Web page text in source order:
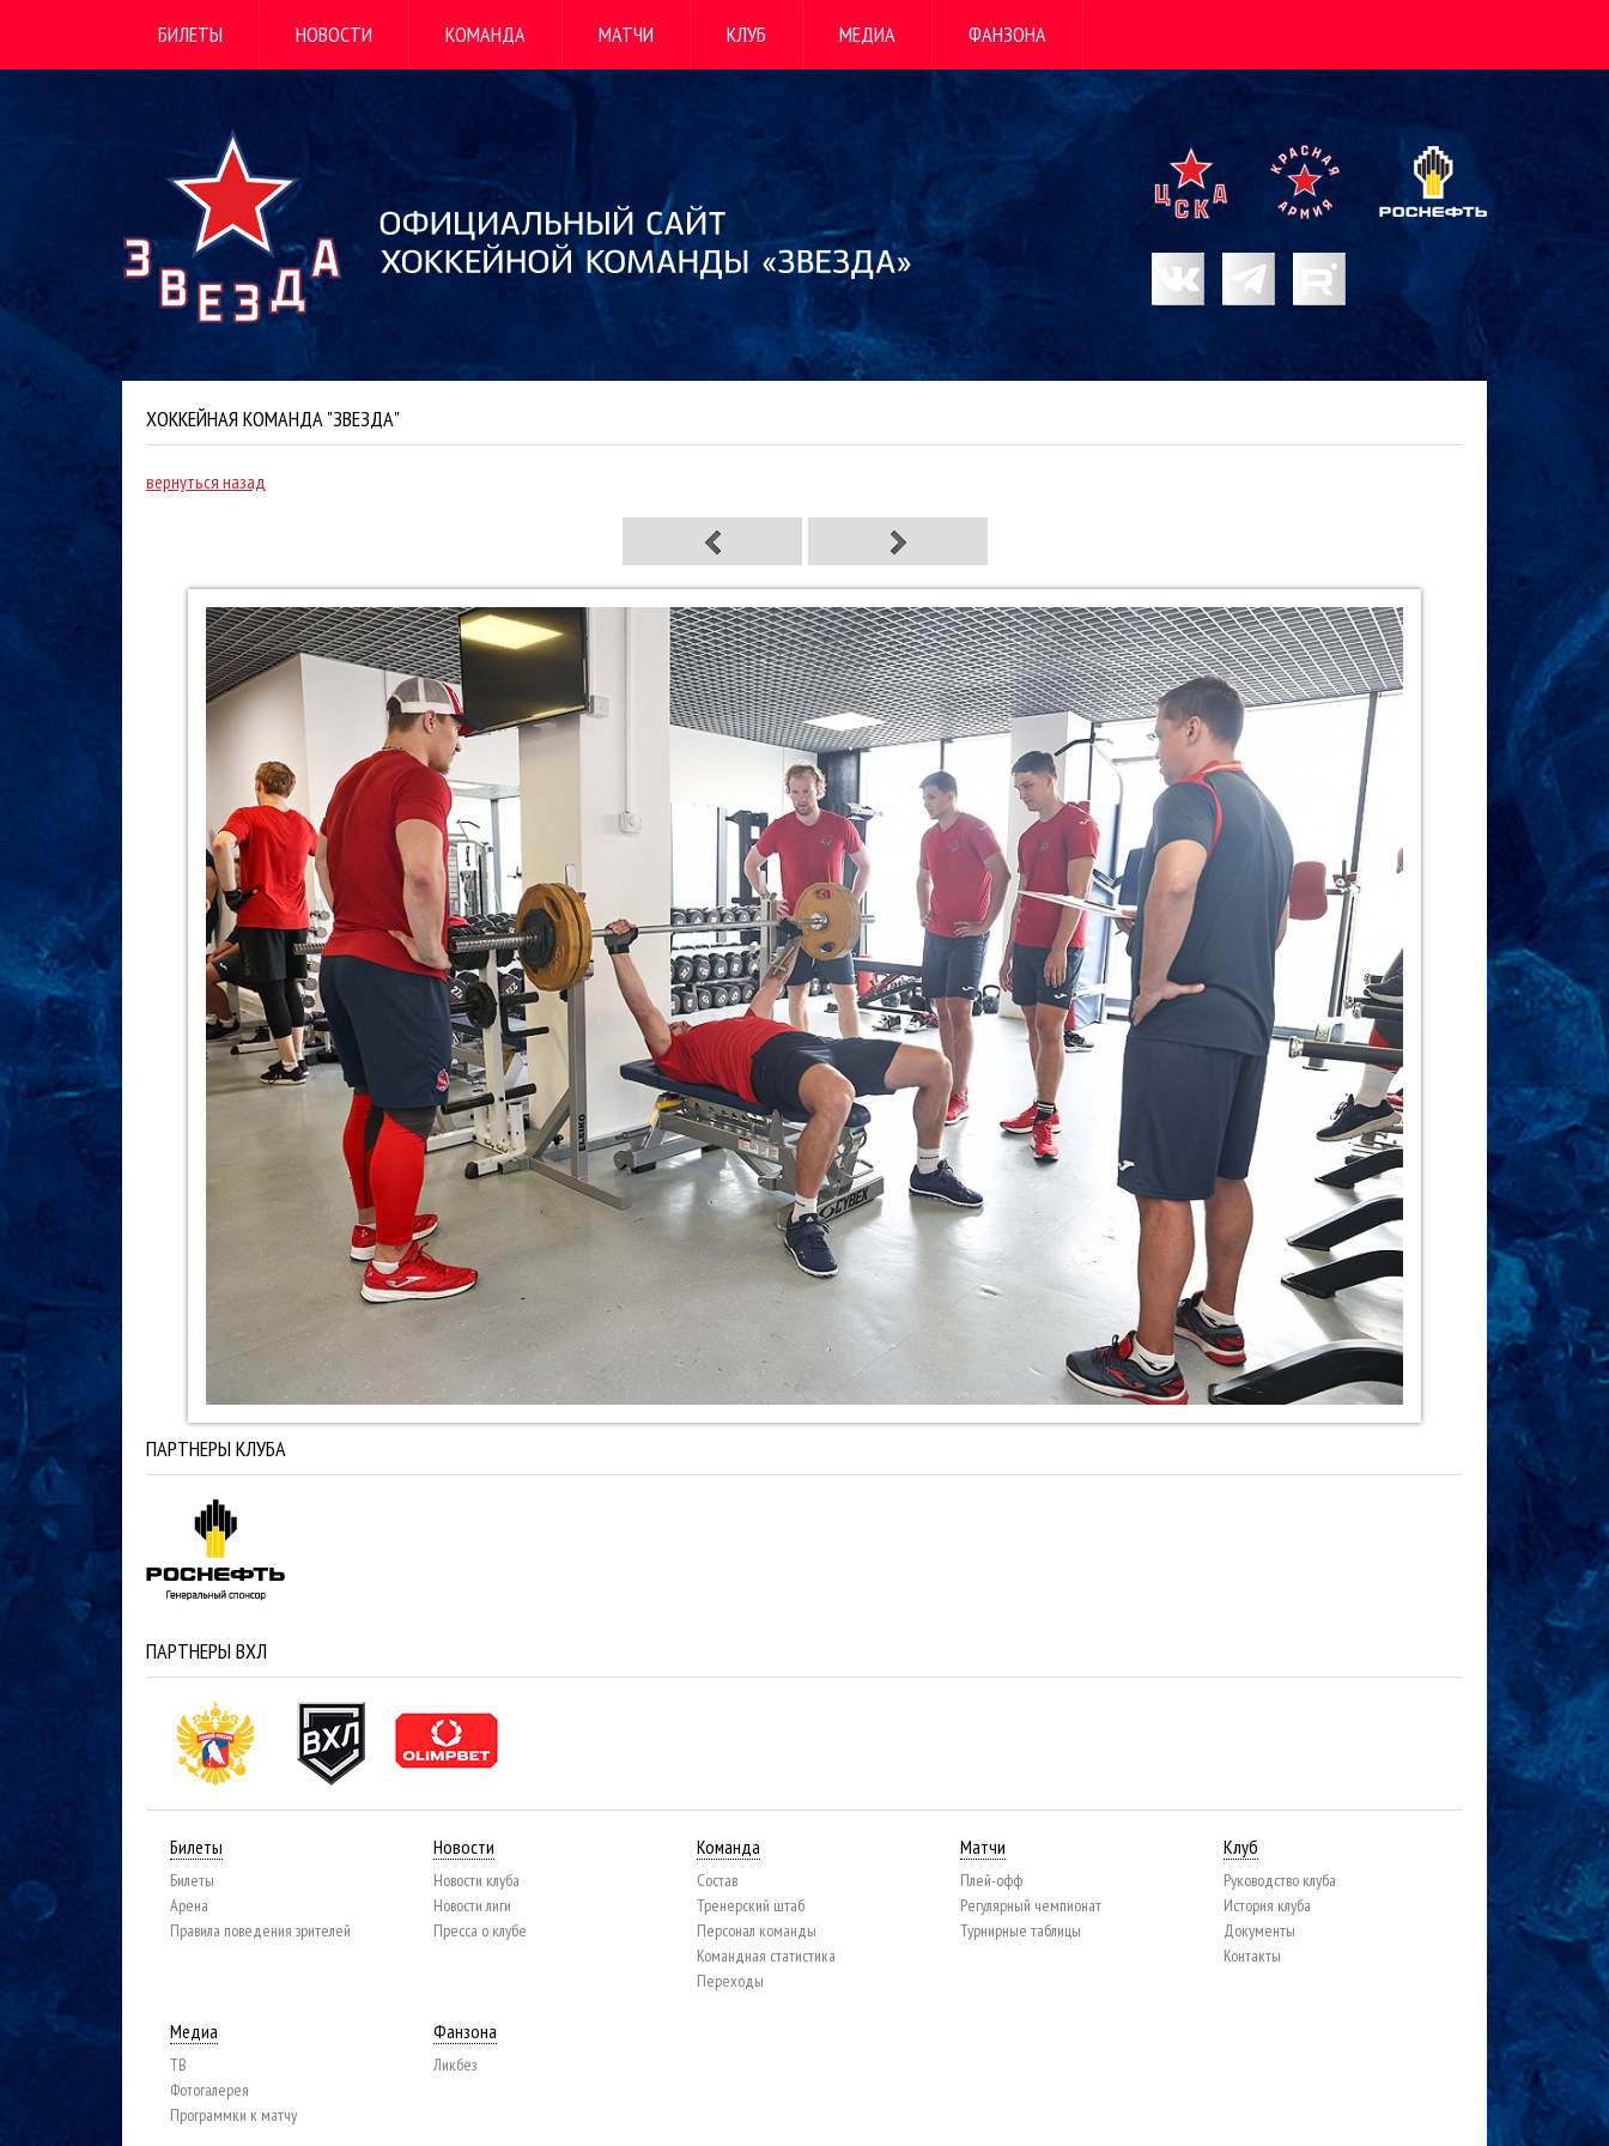
БИЛЕТЫ НОВОСТИ КОМАНДА МАТЧИ КЛУБ МЕДИА ФАНЗОНА
ХОККЕЙНАЯ КОМАНДА "ЗВЕЗДА"
вернуться назад
ПАРТНЕРЫ КЛУБА
ПАРТНЕРЫ ВХЛ
Билеты
Билеты
Арена
Правила поведения зрителей
Новости
Новости клуба
Новости лиги
Пресса о клубе
Команда
Состав
Тренерский штаб
Персонал команды
Командная статистика
Переходы
Матчи
Плей-офф
Регулярный чемпионат
Турнирные таблицы
Клуб
Руководство клуба
История клуба
Документы
Контакты
Медиа
ТВ
Фотогалерея
Программки к матчу
Фанзона
Ликбез